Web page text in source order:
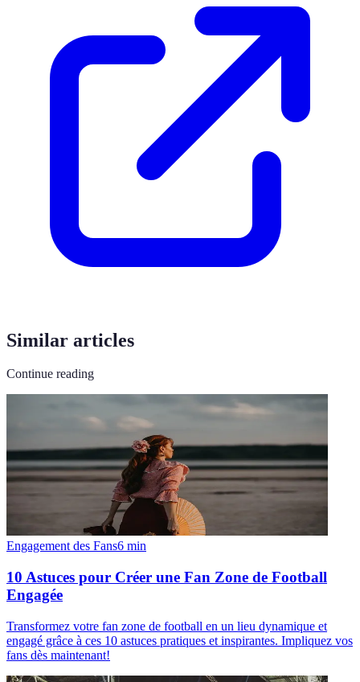
Similar articles
Continue reading
Engagement des Fans6 min
10 Astuces pour Créer une Fan Zone de Football
Engagée
Transformez votre fan zone de football en un lieu dynamique et
engagé grâce à ces 10 astuces pratiques et inspirantes. Impliquez vos
fans dès maintenant!